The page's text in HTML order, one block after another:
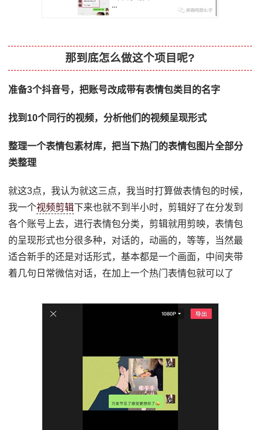
那到底怎么做这个项目呢?
准备3个抖音号，把账号改成带有表情包类目的名字
找到10个同行的视频，分析他们的视频呈现形式
整理一个表情包素材库，把当下热门的表情包图片全部分
类整理
就这3点，我认为就这三点，我当时打算做表情包的时候，
我一个视频剪辑下来也就不到半小时，剪辑好了在分发到
各个账号上去，进行表情包分类，剪辑就用剪映，表情包
的呈现形式也分很多种，对话的，动画的，等等，当然最
适合新手的还是对话形式，基本都是一个画面，中间夹带
着几句日常微信对话，在加上一个热门表情包就可以了